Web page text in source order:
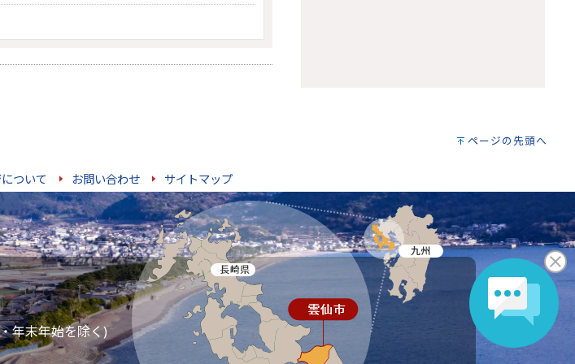
ページの先頭へ
ついて お問い合わせ サイトマップ
年末年始を除く)